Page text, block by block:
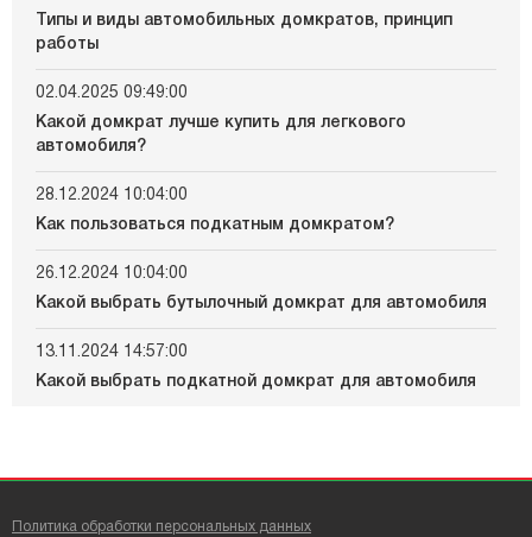
Типы и виды автомобильных домкратов, принцип
работы
02.04.2025 09:49:00
Какой домкрат лучше купить для легкового
автомобиля?
28.12.2024 10:04:00
Как пользоваться подкатным домкратом?
26.12.2024 10:04:00
Какой выбрать бутылочный домкрат для автомобиля
13.11.2024 14:57:00
Какой выбрать подкатной домкрат для автомобиля
Политика обработки персональных данных